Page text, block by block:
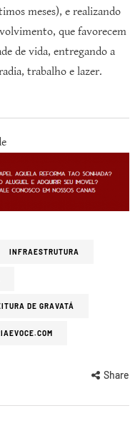
meses), e realizando
que favorecem
de vida, entregando a
trabalho e lazer.
INFRAESTRUTURA
DE GRAVATÁ
Share